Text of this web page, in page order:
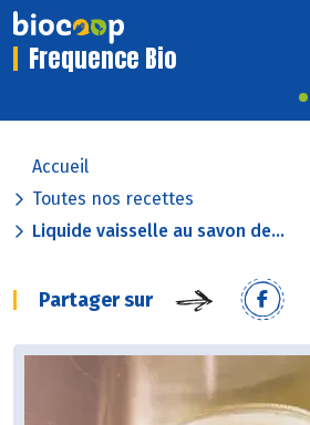
Frequence Bio
Accueil
Toutes nos recettes
Liquide vaisselle au savon de...
Partager sur